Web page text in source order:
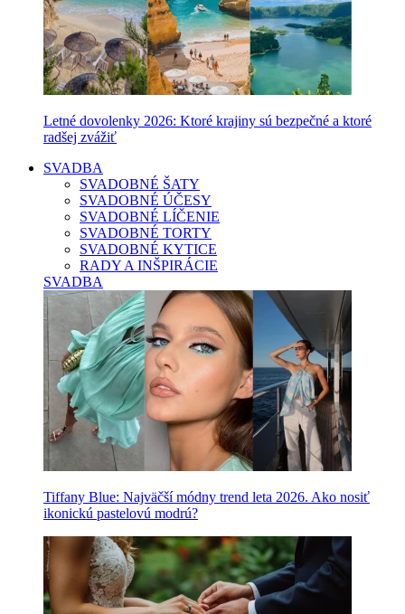
Letné dovolenky 2026: Ktoré krajiny sú bezpečné a ktoré
radšej zvážiť
SVADBA
SVADOBNÉ ŠATY
SVADOBNÉ ÚČESY
SVADOBNÉ LÍČENIE
SVADOBNÉ TORTY
SVADOBNÉ KYTICE
RADY A INŠPIRÁCIE
SVADBA
Tiffany Blue: Najväčší módny trend leta 2026. Ako nosiť
ikonickú pastelovú modrú?